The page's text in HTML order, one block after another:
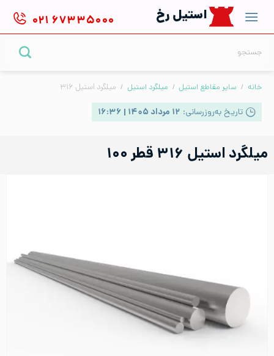
content
استیل رخ ۰۲۱ ۶۷۳۳۵۰۰۰
خانه / سایر مقاطع استیل / میلگرد استیل / میلگرد استیل ۳۱۶
تاریخ به‌روزرسانی: ۱۲ مرداد ۱۴۰۵ | ۱۶:۳۶
میلگرد استیل ۳۱۶ قطر ۱۰۰